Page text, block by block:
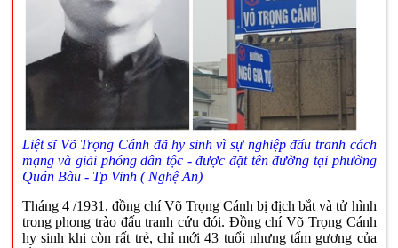
Liệt sĩ Võ Trọng Cánh đã hy sinh vì sự nghiệp đấu tranh cách
mạng và giải phóng dân tộc - được đặt tên đường tại phường
Quán Bàu - Tp Vinh ( Nghệ An)
Tháng 4 /1931, đồng chí Võ Trọng Cánh bị địch bắt và tử hình
trong phong trào đấu tranh cứu đói. Đồng chí Võ Trọng Cánh
hy sinh khi còn rất trẻ, chỉ mới 43 tuổi nhưng tấm gương của